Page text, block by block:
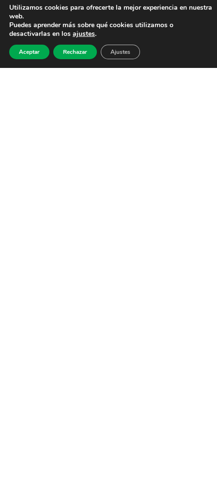
Utilizamos cookies para ofrecerte la mejor experiencia en nuestra
web.
Puedes aprender más sobre qué cookies utilizamos o
desactivarlas en los ajustes.
Aceptar Rechazar Ajustes